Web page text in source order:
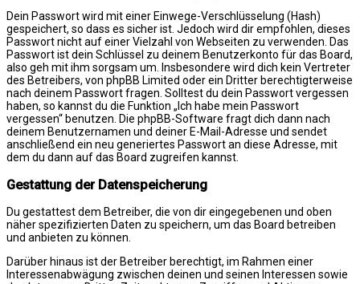
Dein Passwort wird mit einer Einwege-Verschlüsselung (Hash)
gespeichert, so dass es sicher ist. Jedoch wird dir empfohlen, dieses
Passwort nicht auf einer Vielzahl von Webseiten zu verwenden. Das
Passwort ist dein Schlüssel zu deinem Benutzerkonto für das Board,
also geh mit ihm sorgsam um. Insbesondere wird dich kein Vertreter
des Betreibers, von phpBB Limited oder ein Dritter berechtigterweise
nach deinem Passwort fragen. Solltest du dein Passwort vergessen
haben, so kannst du die Funktion „Ich habe mein Passwort
vergessen“ benutzen. Die phpBB-Software fragt dich dann nach
deinem Benutzernamen und deiner E-Mail-Adresse und sendet
anschließend ein neu generiertes Passwort an diese Adresse, mit
dem du dann auf das Board zugreifen kannst.
Gestattung der Datenspeicherung
Du gestattest dem Betreiber, die von dir eingegebenen und oben
näher spezifizierten Daten zu speichern, um das Board betreiben
und anbieten zu können.
Darüber hinaus ist der Betreiber berechtigt, im Rahmen einer
Interessenabwägung zwischen deinen und seinen Interessen sowie